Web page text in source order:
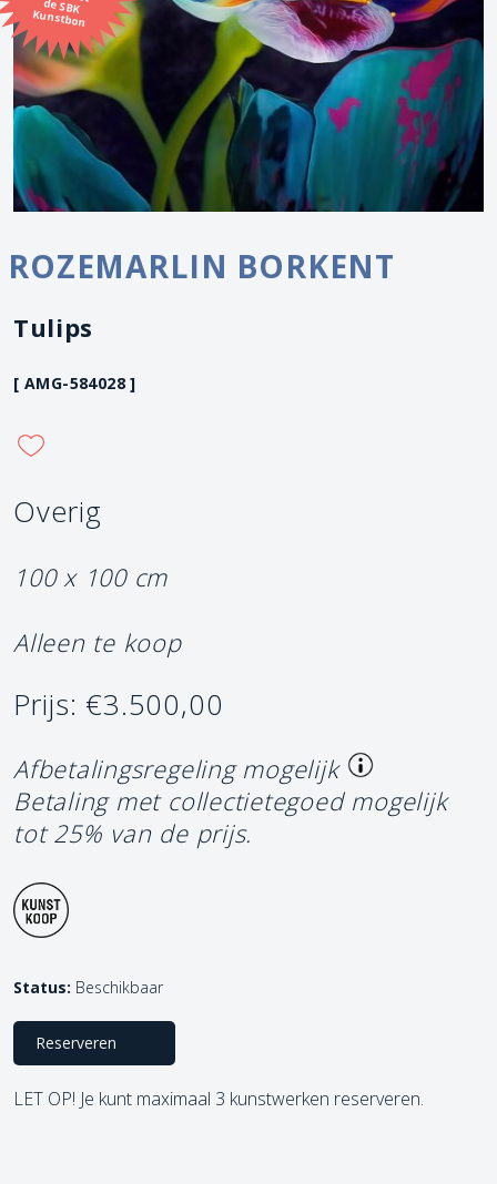
Kunstbon
ROZEMARLIN BORKENT
Tulips
[ AMG-584028 ]
Overig
100 x 100 cm
Alleen te koop
Prijs: €3.500,00
Afbetalingsregeling mogelijk
Betaling met collectietegoed mogelijk
tot 25% van de prijs.
Status: Beschikbaar
Reserveren
LET OP! Je kunt maximaal 3 kunstwerken reserveren.